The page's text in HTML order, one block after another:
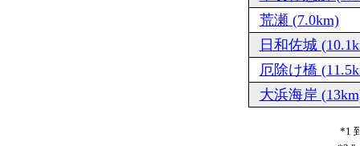
荒瀬 (7.0km)
日和佐城
厄除け橋
大浜海岸
*1